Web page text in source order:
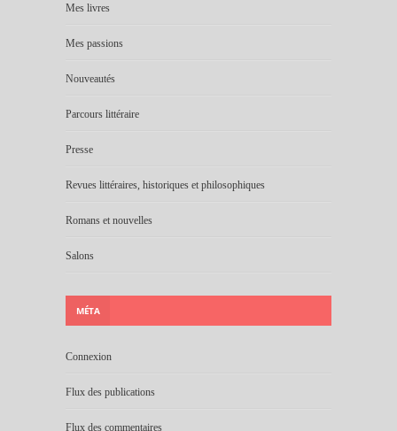
Mes livres
Mes passions
Nouveautés
Parcours littéraire
Presse
Revues littéraires, historiques et philosophiques
Romans et nouvelles
Salons
MÉTA
Connexion
Flux des publications
Flux des commentaires